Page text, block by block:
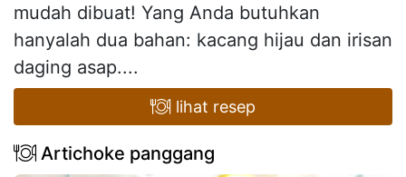
mudah dibuat! Yang Anda butuhkan
hanyalah dua bahan: kacang hijau dan irisan
daging asap....
lihat resep
Artichoke panggang